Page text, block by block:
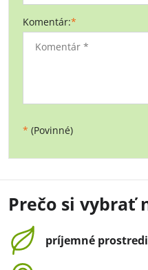
Komentár:*
* (Povinné)
Prečo si vybrať
príjemné